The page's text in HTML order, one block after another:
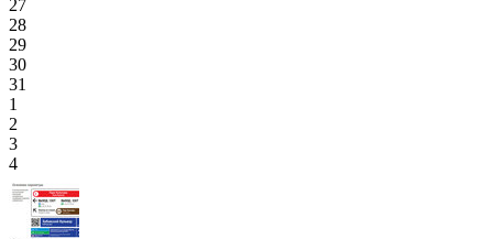
27
28
29
30
31
1
2
3
4